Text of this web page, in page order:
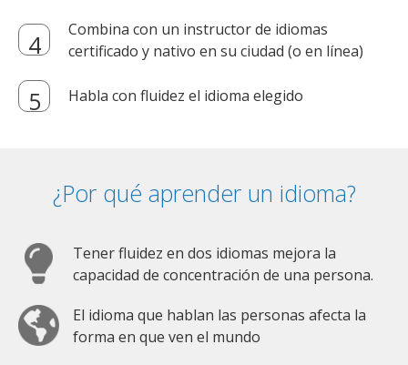
Combina con un instructor de idiomas
certificado y nativo en su ciudad (o en línea)
Habla con fluidez el idioma elegido
¿Por qué aprender un idioma?
Tener fluidez en dos idiomas mejora la
capacidad de concentración de una persona.
El idioma que hablan las personas afecta la
forma en que ven el mundo